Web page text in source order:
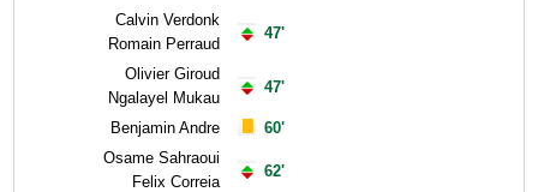
Calvin Verdonk
Romain Perraud
Olivier Giroud
Ngalayel Mukau
Benjamin Andre
Osame Sahraoui
Felix Correia
47'
47'
60'
62'